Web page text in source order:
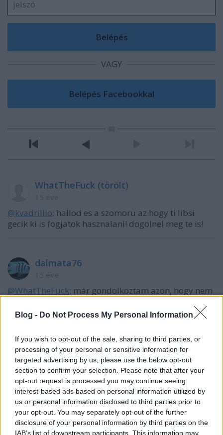
Blog - Do Not Process My Personal Information
If you wish to opt-out of the sale, sharing to third parties, or
processing of your personal or sensitive information for
targeted advertising by us, please use the below opt-out
section to confirm your selection. Please note that after your
opt-out request is processed you may continue seeing
interest-based ads based on personal information utilized by
us or personal information disclosed to third parties prior to
your opt-out. You may separately opt-out of the further
disclosure of your personal information by third parties on the
IAB’s list of downstream participants. This information may
VAGY
WhatTheFuck (törölt)
@kvadrillio: hallod es a szomoru az hogy ti libsi
gecik ki is fogjatok hasznalani! dogolnel meg te is!
dalmata76
@WhatTheFuck: már gondolkoztam azon, hogy nem
említette, hogy az utolsó 3 mh. került csak bele az
az érettségi dátumát is kihagyta. most így első
hallásra fura lenne a kinézet, de ki tudja, csinálok
egy ilyen verziót is, már úgyis annyi van, majd az
üres óráimban elszórakozgatok vele:)
dalmata76
15 éve